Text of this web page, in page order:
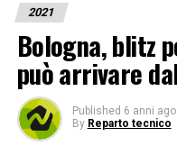
2021
Bologna, blitz
può arrivare
Published 6 anni ago
By Reparto tecnico